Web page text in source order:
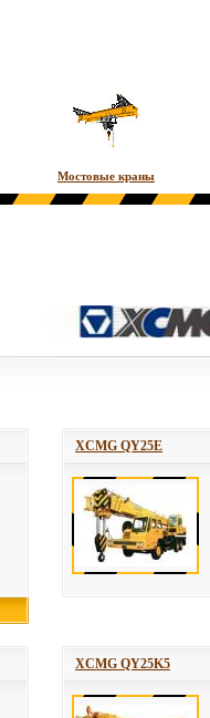
Мостовые краны
XCMG QY25E
XCMG QY25K5